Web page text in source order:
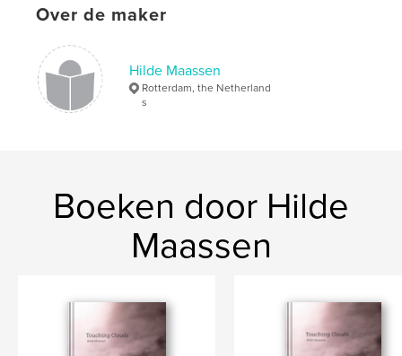
Trefwoorden
Over de maker
Hilde Maassen
Rotterdam, the Netherland
s
Boeken door Hilde
Maassen